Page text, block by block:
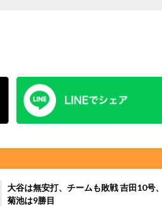
大谷は無安打、チームも敗戦 吉田10号、
菊池は9勝目